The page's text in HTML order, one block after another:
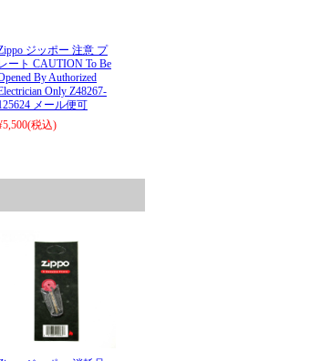
ジッポー 注意 プ
ート CAUTION To Be
By Authorized
Only Z48267-
メール便可
(税込)